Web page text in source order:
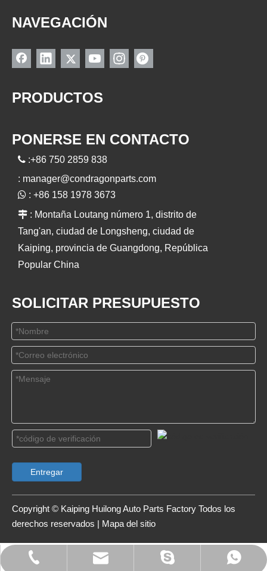
NAVEGACIÓN
PRODUCTOS
PONERSE EN CONTACTO
 :+86 750 2859 838
: manager@condragonparts.com
 : +86 158 1978 3673
 : Montaña Loutang número 1, distrito de
Tang'an, ciudad de Longsheng, ciudad de
Kaiping, provincia de Guangdong, República
Popular China
SOLICITAR PRESUPUESTO
Entregar
Copyright © Kaiping Huilong Auto Parts Factory Todos los
derechos reservados | Mapa del sitio
Correo electrónico